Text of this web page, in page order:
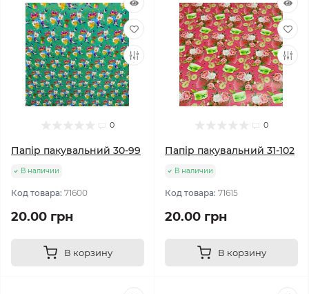
0
Папір пакувальний 30-99
В наличии
Код товара: 71600
20.00 грн
В корзину
0
Папір пакувальний 31-102
В наличии
Код товара: 71615
20.00 грн
В корзину